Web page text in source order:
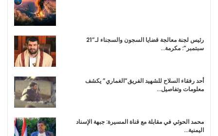
رئيس لجنة معالجة قضايا السجون والسجناء لـ”21
سبتمبر”: مكرمة…
أحد رفقاء السلاح للشهيد الفريق”الغماري” يكشف
معلومات وتفاصيل…
محمد الحوثي في مقابلة مع قناة المسيرة: جبهة الإسناد
اليمنية…